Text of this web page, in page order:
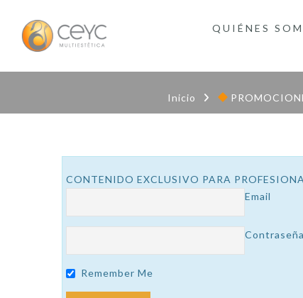
QUIÉNES
Inicio
CONTENIDO EXCLUSIVO PARA
Email
Contraseña
Remember Me